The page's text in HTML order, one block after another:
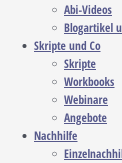
Abi-Videos
Blogartikel
Skripte und Co
Skripte
Workbooks
Webinare
Angebote
Nachhilfe